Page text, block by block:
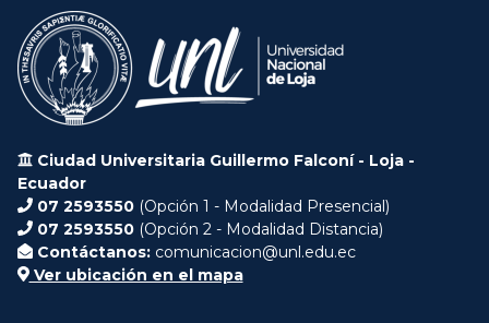
Ciudad Universitaria Guillermo Falconí - Loja -
Ecuador
07 2593550 (Opción 1 - Modalidad Presencial)
07 2593550 (Opción 2 - Modalidad Distancia)
Contáctanos: comunicacion@unl.edu.ec
Ver ubicación en el mapa